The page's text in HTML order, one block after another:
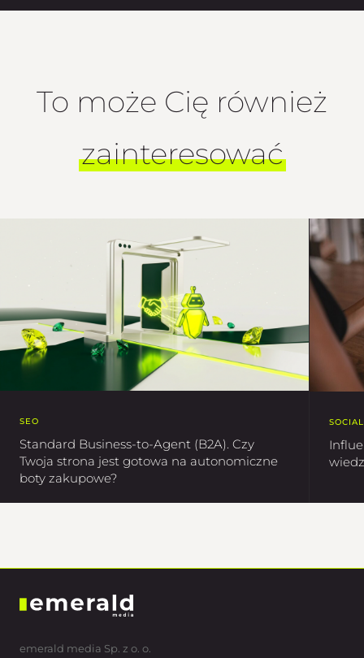
To może Cię również
zainteresować
SEO
Standard Business-to-Agent (B2A). Czy
Twoja strona jest gotowa na autonomiczne
boty zakupowe?
emerald media Sp. z o. o.